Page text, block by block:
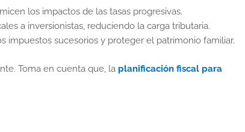
los impactos de las tasas progresivas.
a inversionistas, reduciendo la carga tributaria.
impuestos sucesorios y proteger el patrimonio familiar.
Toma en cuenta que, la planificación fiscal para